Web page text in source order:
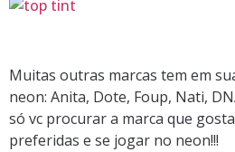
Muitas outras marcas tem em
neon: Anita, Dote, Foup, Nati,
só vc procurar a marca que
preferidas e se jogar no neon!!!